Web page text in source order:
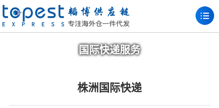
国际快递服务
株洲国际快递